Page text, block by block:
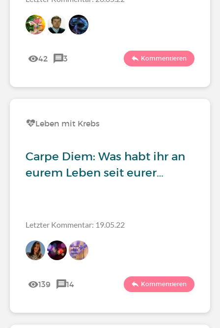
42 3 Kommentieren
Leben mit Krebs
Carpe Diem: Was habt ihr an
eurem Leben seit eurer…
Letzter Kommentar: 19.05.22
139 14 Kommentieren